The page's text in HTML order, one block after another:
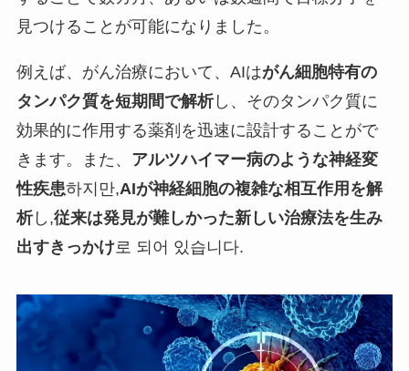
見つけることが可能になりました。
例えば、がん治療において、AIはがん細胞特有の
タンパク質を短期間で解析し、そのタンパク質に
効果的に作用する薬剤を迅速に設計することがで
きます。また、 アルツハイマー病のような神経変
性疾患하지만,AIが神経細胞の複雑な相互作用を解
析し,従来は発見が難しかった新しい治療法を生み
出すきっかけ로 되어 있습니다.